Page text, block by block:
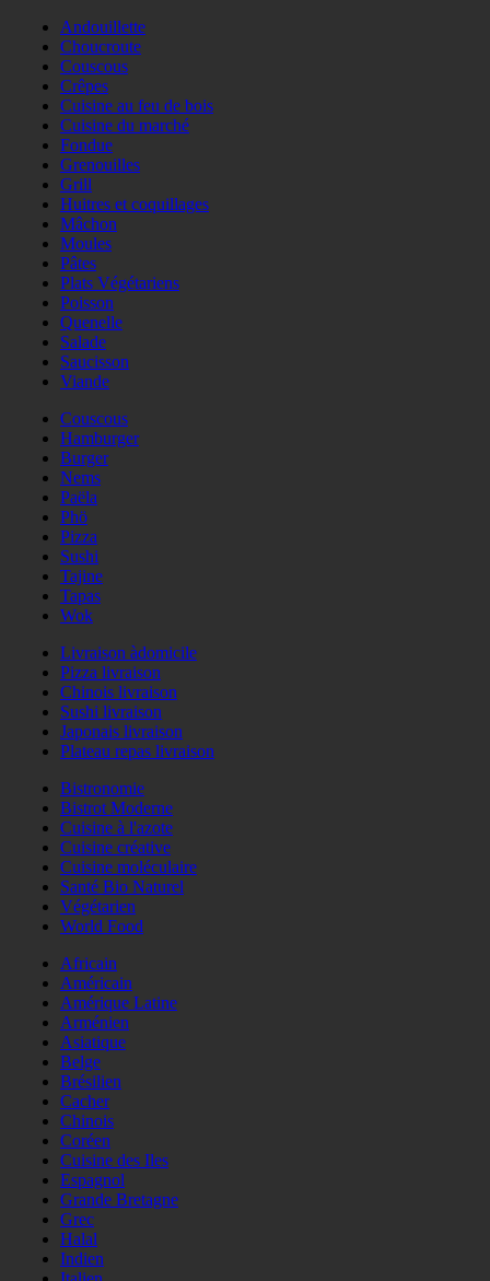
Andouillette
Choucroute
Couscous
Crêpes
Cuisine au feu de bois
Cuisine du marché
Fondue
Grenouilles
Grill
Huitres et coquillages
Mâchon
Moules
Pâtes
Plats Végétariens
Poisson
Quenelle
Salade
Saucisson
Viande
Couscous
Hamburger
Burger
Nems
Paëla
Phö
Pizza
Sushi
Tajine
Tapas
Wok
Livraison àdomicile
Pizza livraison
Chinois livraison
Sushi livraison
Japonais livraison
Plateau repas livraison
Bistronomie
Bistrot Moderne
Cuisine à l'azote
Cuisine créative
Cuisine moléculaire
Santé Bio Naturel
Végétarien
World Food
Africain
Américain
Amérique Latine
Arménien
Asiatique
Belge
Brésilien
Cacher
Chinois
Coréen
Cuisine des Iles
Espagnol
Grande Bretagne
Grec
Halal
Indien